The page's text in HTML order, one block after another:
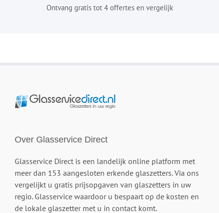
Ontvang gratis tot 4 offertes en vergelijk
Over Glasservice Direct
Glasservice Direct is een landelijk online platform met
meer dan 153 aangesloten erkende glaszetters. Via ons
vergelijkt u gratis prijsopgaven van glaszetters in uw
regio. Glasservice waardoor u bespaart op de kosten en
de lokale glaszetter met u in contact komt.